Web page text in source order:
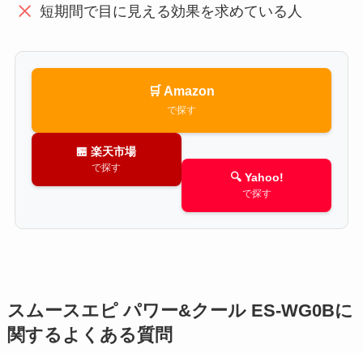
短期間で目に見える効果を求めている人
🛒 Amazon
で探す
🏪 楽天市場
で探す
🔍 Yahoo!
で探す
スムースエピ パワー&クール ES-WG0Bに
関するよくある質問